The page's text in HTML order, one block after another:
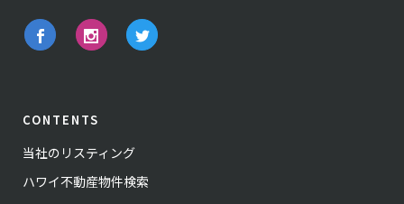
CONTENTS
当社のリスティング
ハワイ不動産物件検索